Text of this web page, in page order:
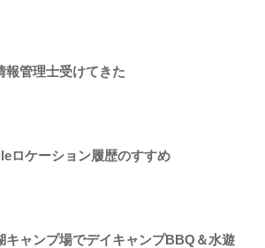
報管理士受けてきた
ロケーション履歴のすすめ
キャンプ場でデイキャンプBBQ＆水遊